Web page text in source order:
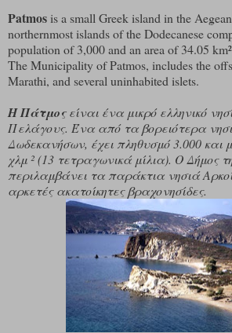
Patmosis a small Greek island in the
northernmost islands of the Dodecanese
population of 3,000 and an area of 34.05
The Municipality of Patmos, includes the
Marathi, and several uninhabited islets.
Η Πάτμοςείναι ένα μικρό ελληνικό
Πελάγους. Ένα από τα βορειότερα
Δωδεκανήσων, έχει πληθυσμό 3.000 και
χλμ ² (13 τετραγωνικά μίλια). Ο Δήμος
περιλαμβάνει τα παράκτια νησιά
αρκετές ακατοίκητες βραχονησίδες.